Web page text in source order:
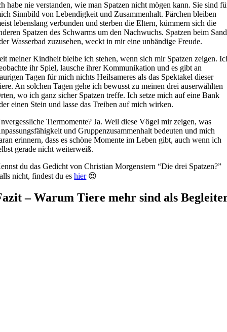
habe nie verstanden, wie man Spatzen nicht mögen kann. Sie sind
Sinnbild von Lebendigkeit und Zusammenhalt. Pärchen bleiben
lebenslang verbunden und sterben die Eltern, kümmern sich die
Spatzen des Schwarms um den Nachwuchs. Spatzen beim
Wasserbad zuzusehen, weckt in mir eine unbändige Freude.
meiner Kindheit bleibe ich stehen, wenn sich mir Spatzen zeigen.
ihr Spiel, lausche ihrer Kommunikation und es gibt an
Tagen für mich nichts Heilsameres als das Spektakel dieser
An solchen Tagen gehe ich bewusst zu meinen drei auserwählten
wo ich ganz sicher Spatzen treffe. Ich setze mich auf eine Bank
einen Stein und lasse das Treiben auf mich wirken.
Tiermomente? Ja. Weil diese Vögel mir zeigen, was
und Gruppenzusammenhalt bedeuten und mich
erinnern, dass es schöne Momente im Leben gibt, auch wenn ich
gerade nicht weiterweiß.
du das Gedicht von Christian Morgenstern “Die drei Spatzen?”
nicht, findest du eshier😍
– Warum Tiere mehr sind als